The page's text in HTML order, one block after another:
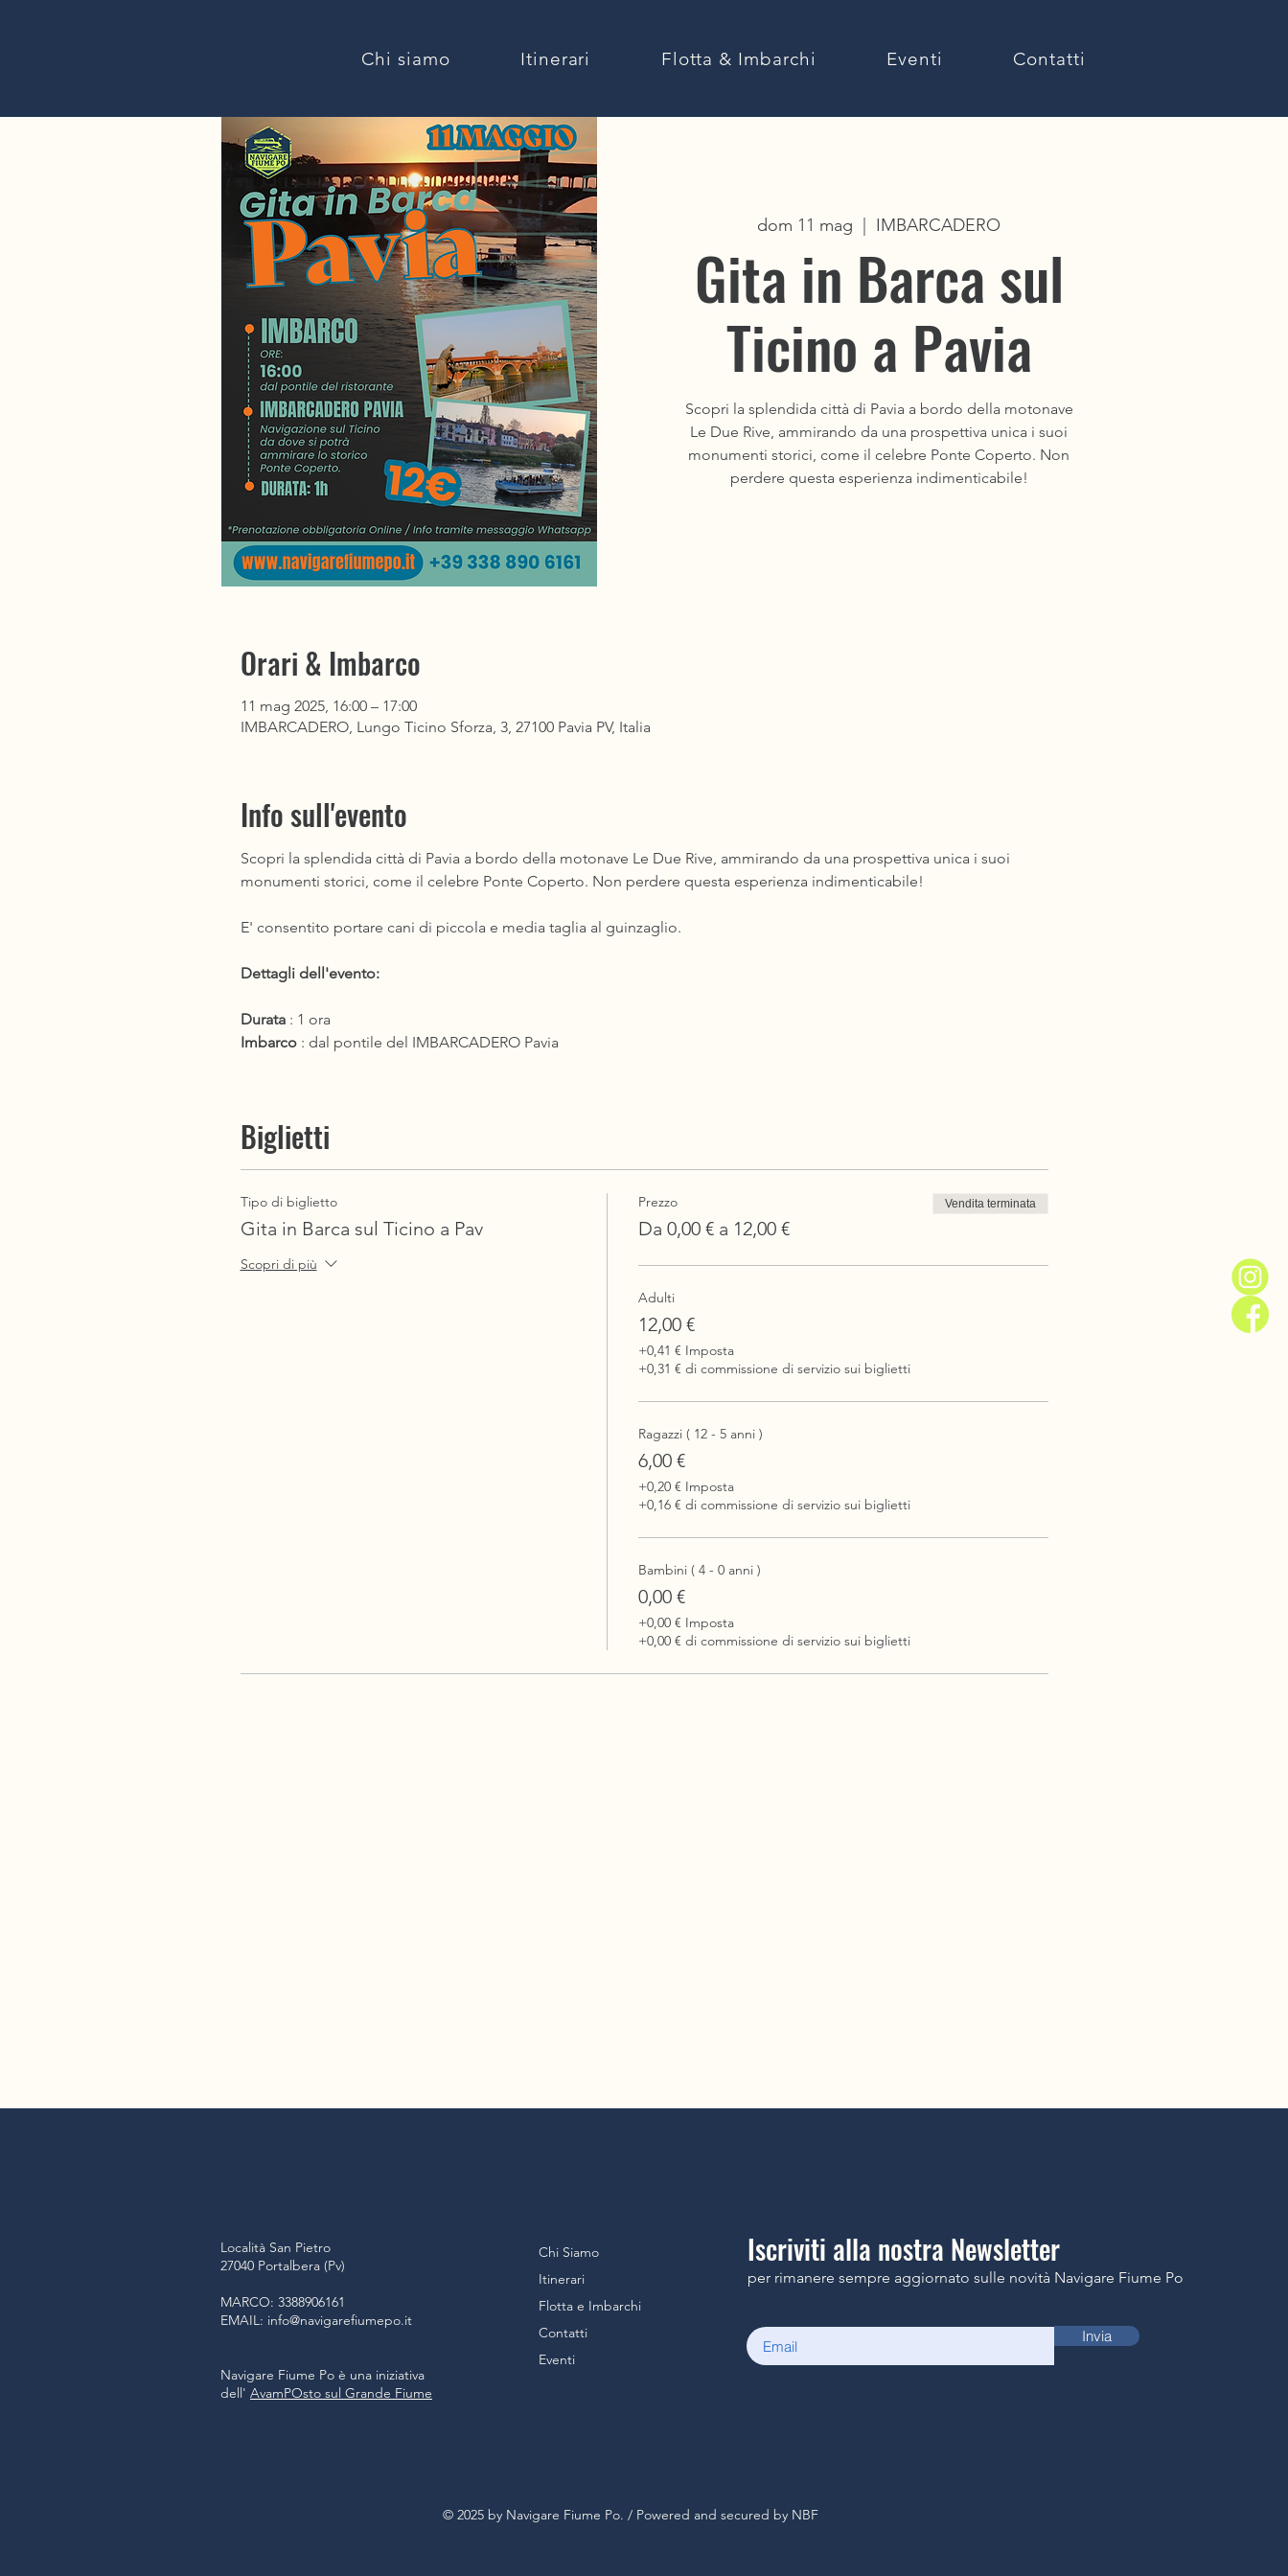
FIUME PO
AVIGARE
WWW.NAVIGAREFIUMEPO.IT
Chi siamo Itinerari Flotta & Imbarchi Eventi Contatti
dom 11 mag IMBARCADERO
Gita in Barca sul
Ticino a Pavia
Scopri la splendida città di Pavia a bordo della motonave
Le Due Rive, ammirando da una prospettiva unica i suoi
monumenti storici, come il celebre Ponte Coperto. Non
Orari & Imbarco
11 mag 2025, 16:00 – 17:00
IMBARCADERO, Lungo Ticino Sforza, 3, 27100 Pavia PV, Italia
Info sull'evento
Scopri la splendida città di Pavia a bordo della motonave Le Due Rive, ammirando da una prospettiva unica i suoi
monumenti storici, come il celebre Ponte Coperto. Non perdere questa esperienza indimenticabile!
E' consentito portare cani di piccola e media taglia al guinzaglio.
Dettagli dell'evento:
Durata : 1 ora
Imbarco : dal pontile del IMBARCADERO Pavia
Biglietti
Tipo di biglietto
Gita in Barca sul Ticino a Pav
Scopri di più
Prezzo
Da 0,00 € a 12,00 €
Vendita terminata
Adulti
12,00 €
+0,41 € Imposta
+0,31 € di commissione di servizio sui biglietti
Ragazzi ( 12 - 5 anni )
6,00 €
+0,20 € Imposta
+0,16 € di commissione di servizio sui biglietti
Bambini ( 4 - 0 anni )
0,00 €
+0,00 € Imposta
+0,00 € di commissione di servizio sui biglietti
FIUME PO
Località San Pietro
27040 Portalbera (Pv)
MARCO: 3388906161
EMAIL: info@navigarefiumepo.it
Navigare Fiume Po è una iniziativa
dell' AvamPOsto sul Grande Fiume
Iscriviti alla nostra Newsletter
per rimanere sempre aggiornato sulle novità Navigare Fiume Po
Invia
Chi Siamo
Itinerari
Flotta e Imbarchi
Contatti
Eventi
© 2025 by Navigare Fiume Po. / Powered and secured by NBF